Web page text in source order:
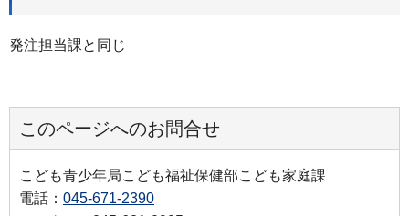
発注担当課と同じ
このページへのお問合せ
こども青少年局こども福祉保健部こども家庭課
電話： 045-671-2390